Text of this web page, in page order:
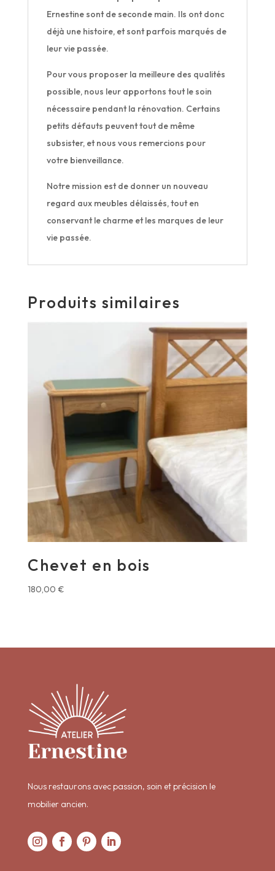
Ernestine sont de seconde main. Ils ont donc
déjà une histoire, et sont parfois marqués de
leur vie passée.
Pour vous proposer la meilleure des qualités
possible, nous leur apportons tout le soin
nécessaire pendant la rénovation. Certains
petits défauts peuvent tout de même
subsister, et nous vous remercions pour
votre bienveillance.
Notre mission est de donner un nouveau
regard aux meubles délaissés, tout en
conservant le charme et les marques de leur
vie passée.
Produits similaires
Chevet en bois
180,00 €
Nous restaurons avec passion, soin et précision le
mobilier ancien.